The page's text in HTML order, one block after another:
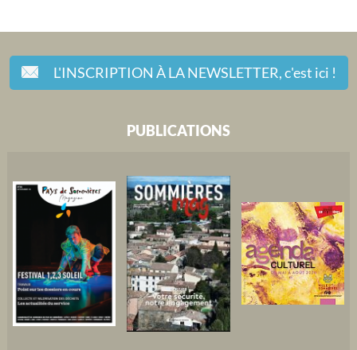
L'INSCRIPTION À LA NEWSLETTER,c'est ici !
PUBLICATIONS